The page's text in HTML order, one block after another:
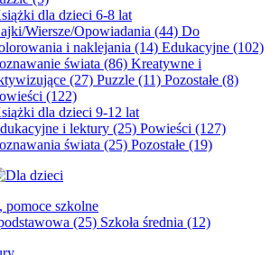
dla dzieci 6-8 lat
Wiersze/Opowiadania (44) Do
i naklejania (14) Edukacyjne (102)
świata (86) Kreatywne i
(27) Puzzle (11) Pozostałe (8)
(122)
dla dzieci 9-12 lat
i lektury (25) Powieści (127)
świata (25) Pozostałe (19)
pomoce szkolne
(25) Szkoła średnia (12)